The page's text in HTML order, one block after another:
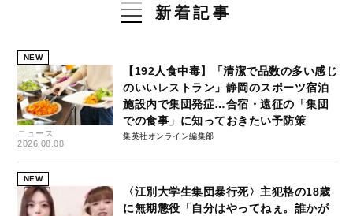
新着記事
NEW
ニュース
2026.08.08
【192人食中毒】「清潔で品数の多い感じ
のいいレストラン」静岡のスポーツ宿泊
施設内で集団発症…合宿・遠征の「集団
での食事」に知っておきたい予防策
集英社オンライン編集部
NEW
〈江別大学生集団暴行死〉主犯格の18歳
に無期懲役「自分はやってねぇ。誰かが